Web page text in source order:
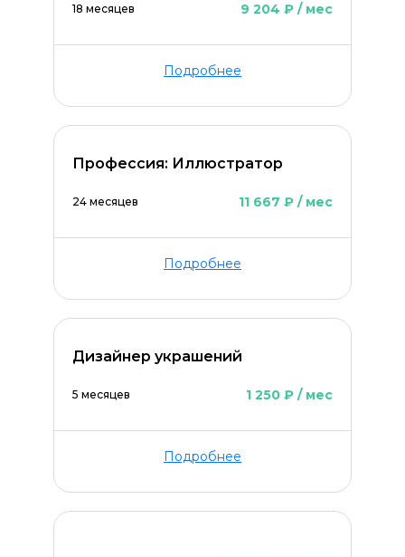
18 месяцев 9 204 ₽ / мес
Подробнее
Профессия: Иллюстратор
24 месяцев 11 667 ₽ / мес
Подробнее
Дизайнер украшений
5 месяцев 1 250 ₽ / мес
Подробнее
ОСТАВИТЬ КОММЕНТАРИЙ